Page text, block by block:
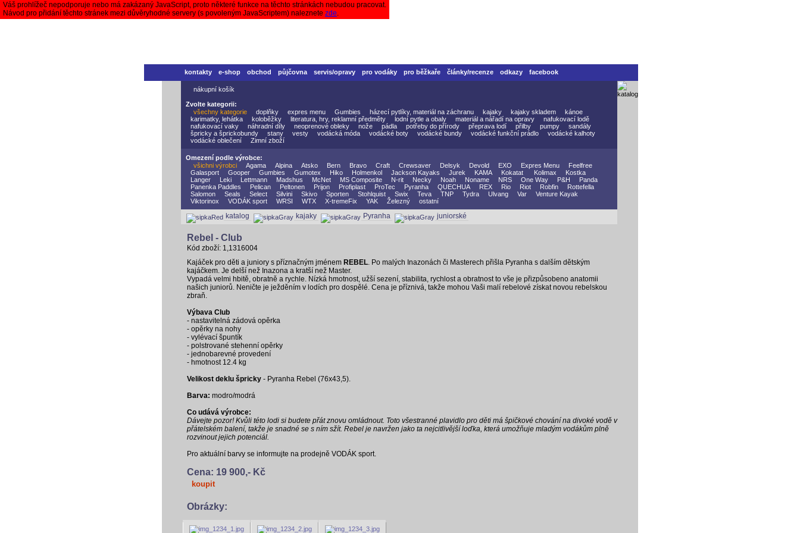
Váš prohlížeč nepodporuje nebo má zakázaný JavaScript, proto některé funkce na těchto stránkách nebudou pracovat.
Návod pro přidání těchto stránek mezi důvěryhodné servery (s povoleným JavaScriptem) naleznete zde.
kontakty e-shop obchod půjčovna servis/opravy pro vodáky pro běžkaře články/recenze odkazy facebook
nákupní košík
Zvolte kategorii:
všechny kategorie
doplňky expres menu Gumbies házecí pytlíky, materiál na záchranu kajaky kajaky skladem
kánoe
karimatky, lehátka
koloběžky literatura, hry, reklamní předměty lodní pytle a obaly materiál a nářadí na opravy
nafukovací lodě
nafukovací vaky
náhradní díly neoprenové obleky nože pádla potřeby do přírody přeprava lodí přilby pumpy
sandály
špricky a šprickobundy
stany vesty vodácká móda vodácké boty vodácké bundy vodácké funkční prádlo
vodácké kalhoty
vodácké oblečení
Zimní zboží
Omezení podle výrobce:
všichni výrobci
Agama Alpina Atsko Bern Bravo Craft Crewsaver Delsyk Devold EXO Expres Menu
Feelfree
Galasport
Gooper Gumbies Gumotex Hiko Holmenkol Jackson Kayaks Jurek KAMA Kokatat Kolimax
Kostka
Langer
Leki Lettmann Madshus McNet MS Composite N-rit Necky Noah Noname NRS One Way P&H
Panda
Panenka Paddles
Pelican Peltonen Prijon Profiplast ProTec Pyranha QUECHUA REX Rio Riot Robfin
Rottefella
Salomon
Seals Select Silvini Skivo Sporten Stohlquist Swix Teva TNP Tydra Ulvang Var
Venture Kayak
Viktorinox
VODÁK sport WRSI WTX X-tremeFix YAK Železný ostatní
katalog kajaky Pyranha juniorské
Rebel - Club
Kód zboží: 1,1316004
Kajáček pro děti a juniory s příznačným jménem REBEL. Po malých Inazonách či Masterech přišla Pyranha s dalším dětským
kajáčkem. Je delší než Inazona a kratší než Master.
Vypadá velmi hbitě, obratně a rychle. Nízká hmotnost, užší sezení, stabilita, rychlost a obratnost to vše je přizpůsobeno anatomii
našich juniorů. Neničte je ježděním v lodích pro dospělé. Cena je příznivá, takže mohou Vaši malí rebelové získat novou rebelskou
zbraň.
Výbava Club
- nastavitelná zádová opěrka
- opěrky na nohy
- vylévací špuntík
- polstrované stehenní opěrky
- jednobarevné provedení
- hmotnost 12.4 kg
Velikost deklu špricky - Pyranha Rebel (76x43,5).
Barva: modro/modrá
Co udává výrobce:
Dávejte pozor! Kvůli této lodi si budete přát znovu omládnout. Toto všestranné plavidlo pro děti má špičkové chování na divoké vodě v
přátelském balení, takže je snadné se s ním sžít. Rebel je navržen jako ta nejcitlivější loďka, která umožňuje mladým vodákům plně
rozvinout jejich potenciál.
Pro aktuální barvy se informujte na prodejně VODÁK sport.
Cena: 19 900,- Kč
koupit
Obrázky: